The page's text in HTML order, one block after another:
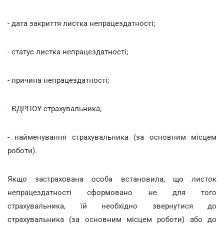
- дата закриття листка непрацездатності;
- статус листка непрацездатності;
- причина непрацездатності;
- ЄДРПОУ страхувальника;
- найменування страхувальника (за основним місцем
роботи).
Якщо застрахована особа встановила, що листок
непрацездатності сформовано не для того
страхувальника, їй необхідно звернутися до
страхувальника (за основним місцем роботи) або до